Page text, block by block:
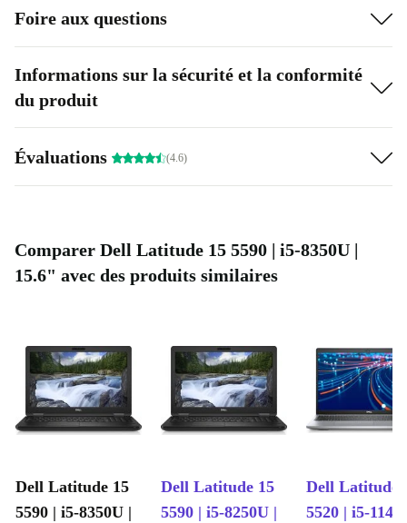
Foire aux questions
Informations sur la sécurité et la conformité
du produit
Évaluations (4.6)
Comparer Dell Latitude 15 5590 | i5-8350U |
15.6" avec des produits similaires
Dell Latitude 15
5590 | i5-8350U |
Dell Latitude 15
5590 | i5-8250U |
Dell Latitude
5520 | i5-